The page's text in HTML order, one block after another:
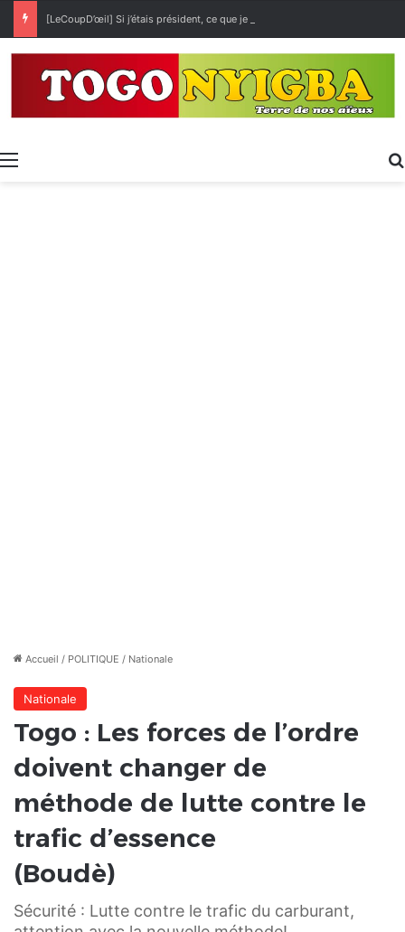
[LeCoupD’œil] Si j’étais président, ce que je ferai des « Évalas »
Menu
Accueil / POLITIQUE / Nationale
Nationale
Togo : Les forces de l’ordre
doivent changer de
méthode de lutte contre le
trafic d’essence
(Boudè)
Sécurité : Lutte contre le trafic du carburant,